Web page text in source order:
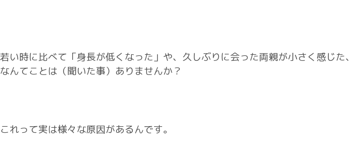
若い時に比べて「身長が低くなった」や、久しぶりに会った両親が小さく感じた、
なんてことは（聞いた事）ありませんか？
これって実は様々な原因があるんです。